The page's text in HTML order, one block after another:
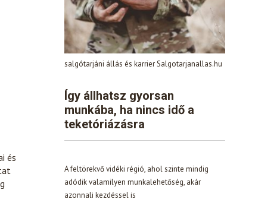
és
salgótarjáni állás és karrier Salgotarjanallas.hu
Így állhatsz gyorsan
munkába, ha nincs idő a
teketóriázásra
A feltörekvő vidéki régió, ahol szinte mindig
adódik valamilyen munkalehetőség, akár
azonnali kezdéssel is